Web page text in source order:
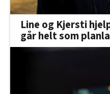
Line og Kjersti
går helt som